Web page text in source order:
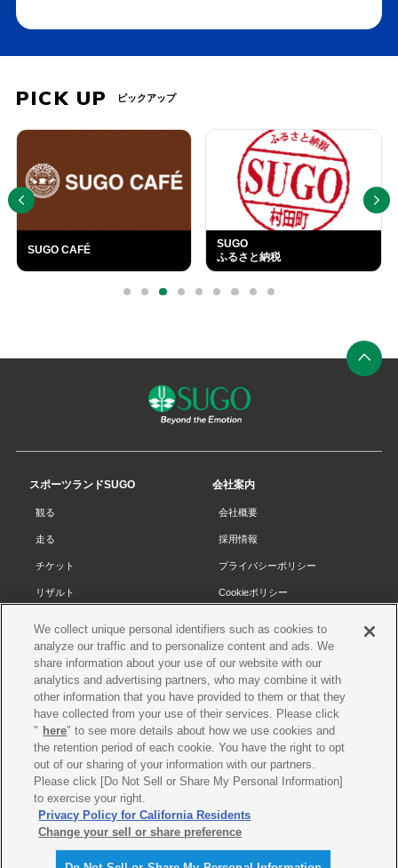
各種レース情報
レーストップ
SUGOチャンピオ
ンカップレースシ
リーズRd.2
エントリーリスト
タイムスケジュー
TOYOTA GAZOO Racing
タイムテーブル
タイムスケジュールを公開し
2026年05月02日
「チケット案内」を更新しま
した。
2026年04月25日
「XaCAR MEETING with
GR86/BRZ Cup SUGO」前
売参加券販売を開始しまし
た。
■ XaCAR MEETING with
GR86/BRZ Cup SUGO
2026年04月22日
■ SUGOスペシャルパレード
2026年04月13日
メディア受付を開始しまし
2026年04月02日
その他
メディア受付のお問い合わせ
先を更新しました。
チケット
チケットの販売を開始しまし
た。
2026年03月16日
その他
■ メディア受付
2026年02月12日
チケット
チケット案内を更新しまし
PICK UP ピックアップ
SUGO CAFÉ
SUGO
ふるさと納税
部
0 1 2 3 4 5 6 7 8
PREV NEXT
の
スポーツランドSUGO
観る
走る
チケット
リザルト
SUGOで遊ぼう
イベントスケジュール
営業案内・アクセス
レースオフィシャル
会社案内
会社概要
採用情報
プライバシーポリシー
Cookieポリシー
お問い合わせ
©SUGO. All rights reserved
We collect unique personal identifiers such as cookies to
analyze our traffic and to personalize content and ads. We
share information about your use of our website with our
analytics and advertising partners, who may combine it with
other information that you have provided to them or that they
have collected from your use of their services. Please click
" here" to see more details about how we use cookies and
the retention period of each cookie. You have the right to opt
out of our sharing of your information with our partners.
Please click [Do Not Sell or Share My Personal Information]
to exercise your right.
Privacy Policy for California Residents
Change your sell or share preference